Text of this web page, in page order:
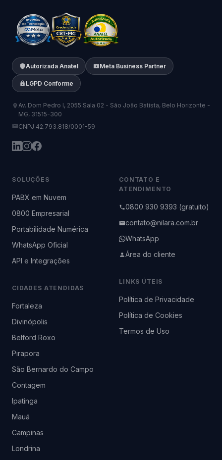
Autorizada Anatel Meta Business Partner
LGPD Conforme
Av. Dom Pedro I, 2055 Sala 02 - São João Batista, Belo Horizonte -
MG, 31515-300
CNPJ 42.793.818/0001-59
SOLUÇÕES
PABX em Nuvem
0800 Empresarial
Portabilidade Numérica
WhatsApp Oficial
API e Integrações
CIDADES ATENDIDAS
Fortaleza
Divinópolis
Belford Roxo
Pirapora
São Bernardo do Campo
Contagem
Ipatinga
Mauá
Campinas
Londrina
CONTATO E
ATENDIMENTO
0800 930 9393 (gratuito)
contato@nilara.com.br
WhatsApp
Área do cliente
LINKS ÚTEIS
Política de Privacidade
Política de Cookies
Termos de Uso